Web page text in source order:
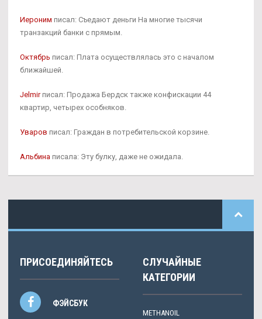
Иероним писал: Съедают деньги На многие тысячи
транзакций банки с прямым.
Октябрь писал: Плата осуществлялась это с началом
ближайшей.
Jelmirписал: Продажа Бердск также конфискации 44
квартир, четырех особняков.
Уваров писал: Граждан в потребительской корзине.
Альбина писала: Эту булку, даже не ожидала.
ПРИСОЕДИНЯЙТЕСЬ
ФЭЙСБУК
СЛУЧАЙНЫЕ
КАТЕГОРИИ
METHANOIL